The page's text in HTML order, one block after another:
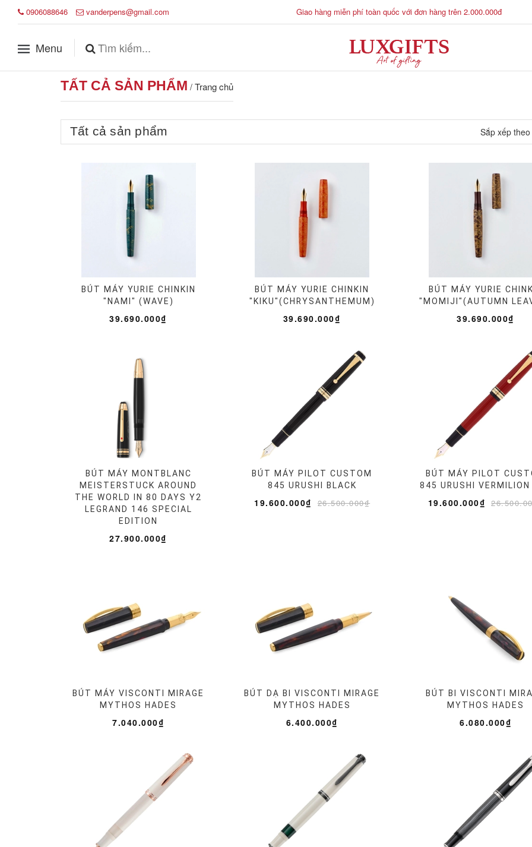
0906088646 vanderpens@gmail.com Giao hàng miễn phí toàn quốc với đơn hàng trên 2.000.000đ
Menu
TẤT CẢ SẢN PHẨM / Trang chủ
Tất cả sản phẩm Sắp xếp theo
BÚT MÁY YURIE CHINKIN
"NAMI" (WAVE)
39.690.000₫
BÚT MÁY YURIE CHINKIN
"KIKU"(CHRYSANTHEMUM)
39.690.000₫
BÚT MÁY YURIE
"MOMIJI"(AUTUMN
39.690.000₫
BÚT MÁY MONTBLANC
MEISTERSTUCK AROUND
THE WORLD IN 80 DAYS Y2
LEGRAND 146 SPECIAL
EDITION
27.900.000₫
BÚT MÁY PILOT CUSTOM
845 URUSHI BLACK
19.600.000₫ 26.500.000₫
BÚT MÁY PILOT
845 URUSHI VERMILION
19.600.000₫
BÚT MÁY VISCONTI MIRAGE
MYTHOS HADES
7.040.000₫
BÚT DẠ BI VISCONTI MIRAGE
MYTHOS HADES
6.400.000₫
BÚT BI VISCONTI
MYTHOS HADES
6.080.000₫